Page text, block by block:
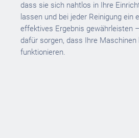
dass sie sich nahtlos in Ihre
lassen und bei jeder Reinigung ein
effektives Ergebnis gewährleisten
dafür sorgen, dass Ihre Maschinen
funktionieren.